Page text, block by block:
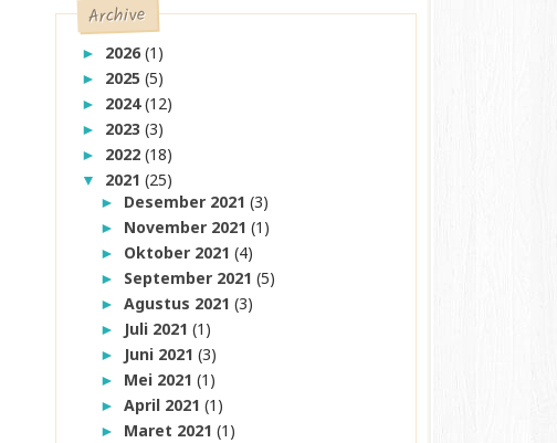
Archive
► 2026(1)
► 2025(5)
► 2024(12)
► 2023(3)
► 2022(18)
▼ 2021(25)
► Desember 2021(3)
► November 2021(1)
► Oktober 2021(4)
► September 2021(5)
►Agustus 2021(3)
► Juli 2021(1)
► Juni 2021(3)
► Mei 2021(1)
►April 2021(1)
► Maret 2021(1)